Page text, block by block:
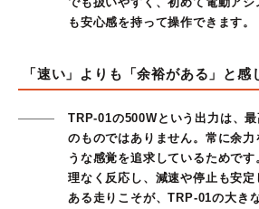
も安心感を持って操作できます。
「速い」よりも「余裕がある」と感
TRP-01の500Wという出力は、
のものではありません。常に余力
うな感覚を追求しているためで
理なく反応し、減速や停止も安
ある走りこそが、TRP-01の大き